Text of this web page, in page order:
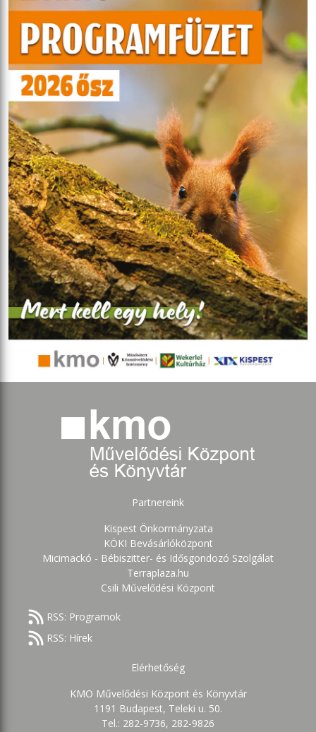
Partnereink
Kispest Önkormányzata
KÖKI Bevásárlóközpont
Micimackó - Bébiszitter- és Idősgondozó Szolgálat
Terraplaza.hu
Csili Művelődési Központ
RSS: Programok
RSS: Hírek
Elérhetőség
KMO Művelődési Központ és Könyvtár
1191 Budapest, Teleki u. 50.
Tel.: 282-9736, 282-9826